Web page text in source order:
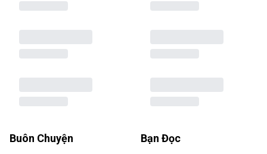
Buôn Chuyện Bạn Đọc